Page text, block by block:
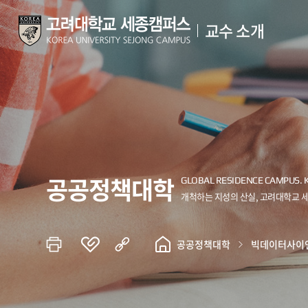
교수 소개
공공정책대학
공공정책대학 빅데이터사이